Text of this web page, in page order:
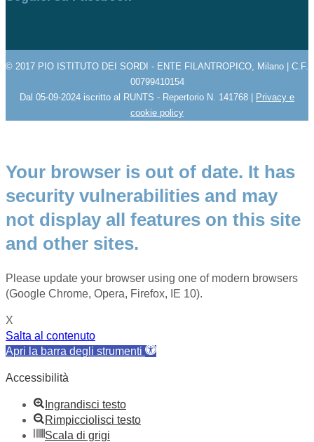
© 2017 PIO ISTITUTO DEI SORDI - ENTE FILANTROPICO, Milano | C.F.
00799410154
Dal 05-09-2024 iscritto al RUNTS - Repertorio N. 141768 | Privacy e
cookie policy
Your browser is out of date. It has
security vulnerabilities and may
not display all features on this site
and other sites.
Please update your browser using one of modern browsers
(Google Chrome, Opera, Firefox, IE 10).
X
Salta al contenuto
Apri la barra degli strumenti
Accessibilità
Ingrandisci testo
Rimpicciolisci testo
Scala di grigi